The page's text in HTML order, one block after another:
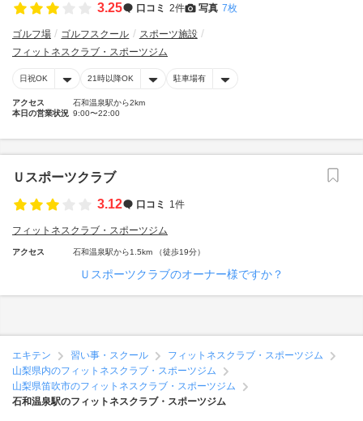
3.25 口コミ 2件 写真 7枚
ゴルフ場 ゴルフスクール
スポーツ施設
フィットネスクラブ・スポーツジム
日祝OK 21時以降OK 駐車場有
アクセス
石和温泉駅から2km
本日の営業状況 9:00〜22:00
Ｕスポーツクラブ
3.12
口コミ 1件
フィットネスクラブ・スポーツジム
アクセス 石和温泉駅から1.5km （徒歩19分）
Ｕスポーツクラブのオーナー様ですか？
エキテン 習い事・スクール
フィットネスクラブ・スポーツジム
山梨県内のフィットネスクラブ・スポーツジム
山梨県笛吹市のフィットネスクラブ・スポーツジム
石和温泉駅のフィットネスクラブ・スポーツジム